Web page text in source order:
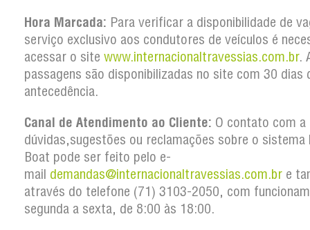
Hora Marcada: Para verificar a disponibilidade de
serviço exclusivo aos condutores de veículos é
acessar o site www.internacionaltravessias.com.br.
passagens são disponibilizadas no site com 30 dias
antecedência.
Canal de Atendimento ao Cliente: O contato com a
dúvidas,sugestões ou reclamações sobre o sistema
Boat pode ser feito pelo e-
mail demandas@internacionaltravessias.com.br e
através do telefone (71) 3103-2050, com
segunda a sexta, de 8:00 às 18:00.